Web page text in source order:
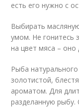
есть его нужно с
Выбирать
умом. Не гонитесь
на цвет мяса –
Рыба
золотистой,
ароматом. Для
разделанную